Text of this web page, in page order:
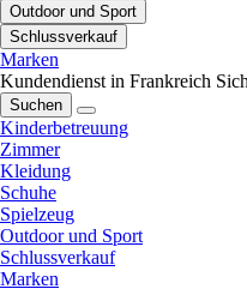
Outdoor und Sport
Schlussverkauf
Marken
Kundendienst in Frankreich
Suchen
Kinderbetreuung
Zimmer
Kleidung
Schuhe
Spielzeug
Outdoor und Sport
Schlussverkauf
Marken